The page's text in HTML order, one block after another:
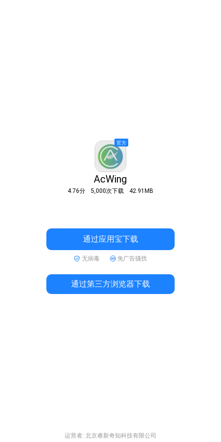
AcWing
4.76分 5,000次下载 42.91MB
通过应用宝下载
无病毒 免广告骚扰
通过第三方浏览器下载
运营者: 北京睿新奇知科技有限公司